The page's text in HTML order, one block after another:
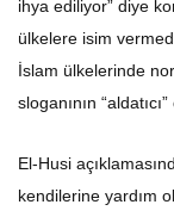
ihya ediliyor” diye
ülkelere isim
İslam ülkelerinde
sloganının
El-Husi
kendilerine yardım